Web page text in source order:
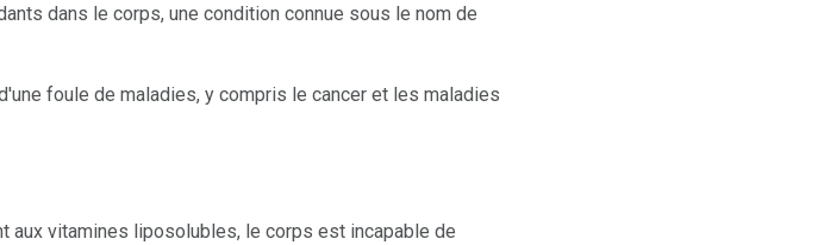
dans le corps, une condition connue sous le nom de
foule de maladies, y compris le cancer et les maladies
aux vitamines liposolubles, le corps est incapable de